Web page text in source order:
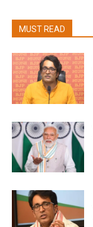
MUST READ